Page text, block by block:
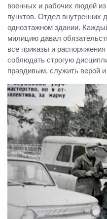
военных и рабочих людей
пунктов. Отдел внутренних
одноэтажном здании.
милицию давал
все приказы и
соблюдать строгую
правдивым, служить верой